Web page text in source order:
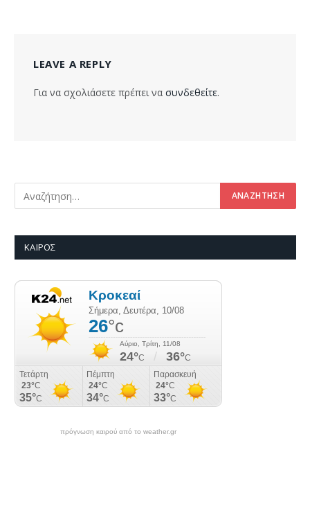
LEAVE A REPLY
Για να σχολιάσετε πρέπει να συνδεθείτε.
ΚΑΙΡΌΣ
πρόγνωση καιρού από το weather.gr